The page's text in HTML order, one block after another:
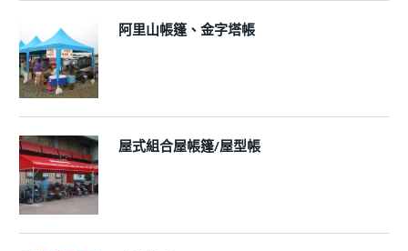
阿里山帳篷、金字塔帳
屋式組合屋帳篷/屋型帳